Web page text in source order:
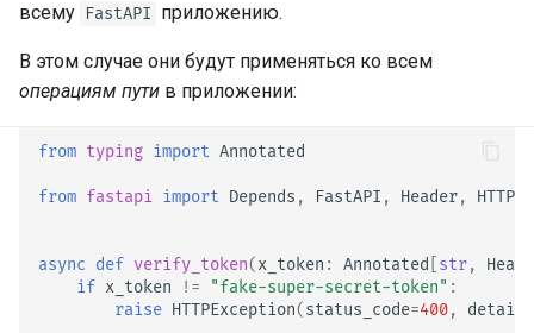
zh - 简体中文
zh-hant - 繁體中文
Cookies в ответе
HTTP-заголовки ответа
Response - Изменение
Расширенная
безопасность
Свои статические ресурсы
UI документации
(самостоятельный хостинг)
Настройка Swagger UI
Тестирование базы данных
Использование старых
статус-кодов ошибок
аутентификации 403
Request class
Custom Response Classes -
File, HTML, Redirect,
всему FastAPI приложению.
В этом случае они будут применяться ко всем
операциям пути в приложении:
from typing import Annotated
from fastapi import Depends , FastAPI , Header,
async def verify_token(x_token : Annotated str,
if x_token != "fake-super-secret-token" :
raise HTTPException(status_code=400, detail